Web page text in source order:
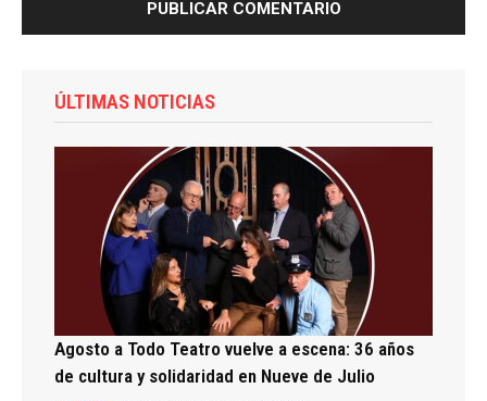
ÚLTIMAS NOTICIAS
Agosto a Todo Teatro vuelve a escena: 36 años
de cultura y solidaridad en Nueve de Julio